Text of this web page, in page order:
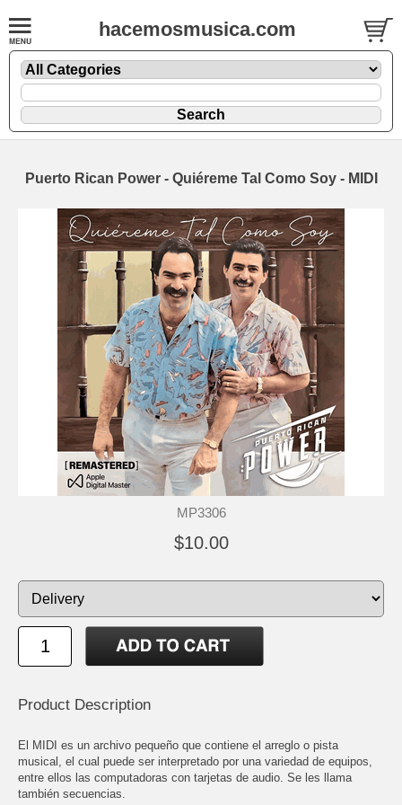
hacemosmusica.com
Puerto Rican Power - Quiéreme Tal Como Soy - MIDI
MP3306
$10.00
Product Description
El MIDI es un archivo pequeño que contiene el arreglo o pista
musical, el cual puede ser interpretado por una variedad de equipos,
entre ellos las computadoras con tarjetas de audio. Se les llama
también secuencias.